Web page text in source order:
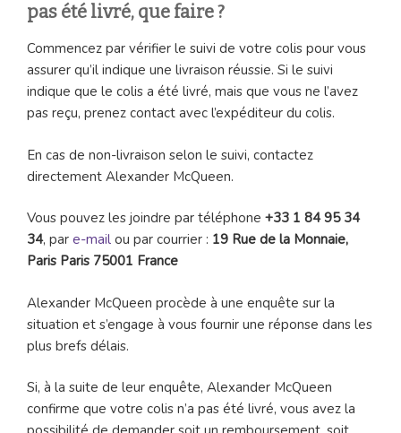
pas été livré, que faire ?
Commencez par vérifier le suivi de votre colis pour vous
assurer qu’il indique une livraison réussie. Si le suivi
indique que le colis a été livré, mais que vous ne l’avez
pas reçu, prenez contact avec l’expéditeur du colis.
En cas de non-livraison selon le suivi, contactez
directement Alexander McQueen.
Vous pouvez les joindre par téléphone +33 1 84 95 34
34, par e-mail ou par courrier : 19 Rue de la Monnaie,
Paris Paris 75001 France
Alexander McQueen procède à une enquête sur la
situation et s’engage à vous fournir une réponse dans les
plus brefs délais.
Si, à la suite de leur enquête, Alexander McQueen
confirme que votre colis n’a pas été livré, vous avez la